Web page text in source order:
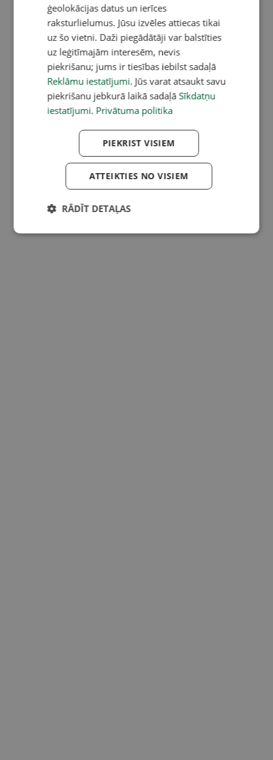
ģeolokācijas datus un ierīces
raksturlielumus. Jūsu izvēles attiecas tikai
uz šo vietni. Daži piegādātāji var balstīties
uz leģitīmajām interesēm, nevis
piekrišanu; jums ir tiesības iebilst sadaļā
Reklāmu iestatījumi. Jūs varat atsaukt savu
piekrišanu jebkurā laikā sadaļā Sīkdatņu
iestatījumi. Privātuma politika
PIEKRIST VISIEM
ATTEIKTIES NO VISIEM
RĀDĪT DETAĻAS